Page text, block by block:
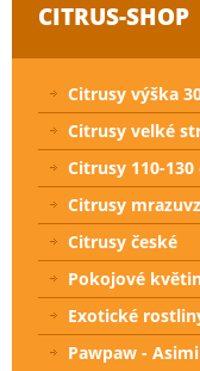
CITRUS-SHOP
Citrusy výška
Citrusy velké
Citrusy 110-130
Citrusy
Citrusy české
Pokojové
Exotické
Pawpaw -